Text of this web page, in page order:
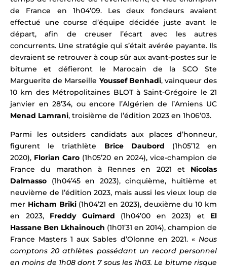
de France en 1h04’09. Les deux fondeurs avaient
effectué une course d’équipe décidée juste avant le
départ,afin de creuser l’écart avec les autres
concurrents. Une stratégie qui s’était avérée payante. Ils
devraient se retrouver à coup sûr aux avant-postes sur le
bitume et défieront le Marocain de la SCO Ste
Marguerite de Marseille Youssef Benhadi, vainqueur des
10 km des Métropolitaines BLOT à Saint-Grégoire le 21
janvier en 28’34, ou encore l’Algérien de l’Amiens UC
Menad Lamrani, troisième de l’édition 2023 en 1h06’03.
Parmi les outsiders candidats aux places d’honneur,
figurent le triathlète Brice Daubord (1h05’12 en
2020), Florian Caro (1h05’20 en 2024), vice-champion de
France du marathon à Rennes en 2021 et Nicolas
Dalmasso (1h04’45 en 2023), cinquième, huitième et
neuvième de l’édition 2023, mais aussi les vieux loup de
mer Hicham Briki(1h04’21 en 2023), deuxième du 10 km
en 2023, Freddy Guimard (1h04’00 en 2023) et El
Hassane Ben Lkhainouch (1h01’31 en 2014), champion de
France Masters 1 aux Sables d’Olonne en 2021. « Nous
comptons 20 athlètes possédant un record personnel
en moins de 1h08 dont 7 sous les 1h03. Le bitume risque